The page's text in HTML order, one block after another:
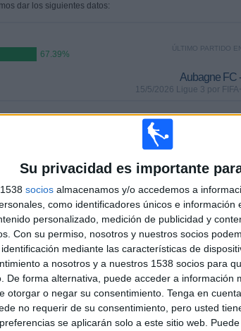
Su privacidad es importante
socios almacenamos y/o accedemos a
como identificadores únicos e
personalizado, medición de publicidad y
Con su permiso, nosotros y nuestros socios
mediante las características de
a nosotros y a nuestros 1538 socios para
De forma alternativa, puede acceder a información
otorgar o negar su consentimiento. Tenga en
no requerir de su consentimiento, pero usted
se aplicarán solo a este sitio web.
dar los siguientes datos:
67.39%
ÚLTIMO PARTIDO
Aubagne FC
15/5/2026 Ligue 3 por
83
SIN PARTIDO
GRATUÍTO
CONSECUTIVOS
DE PAGO
VS
3
COMPETICIONES